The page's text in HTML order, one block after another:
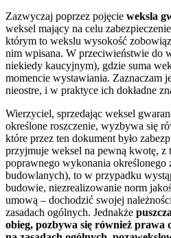
Zazwyczaj poprzez pojęcie weksla
weksel mający na celu
którym to wekslu wysokość
nim wpisana. W przeciwieństwie do
niekiedy kaucyjnym), gdzie suma
momencie wystawiania. Zaznaczam
nieostre, i w praktyce ich dokładne
Wierzyciel, sprzedając weksel
określone roszczenie, wyzbywa się
które przez ten dokument było
przyjmuje weksel na pewną kwotę, z
poprawnego wykonania określonego
budowlanych), to w przypadku
budowie, niezrealizowanie norm
umową – dochodzić swojej
zasadach ogólnych. Jednakże
obieg, pozbywa się również prawa